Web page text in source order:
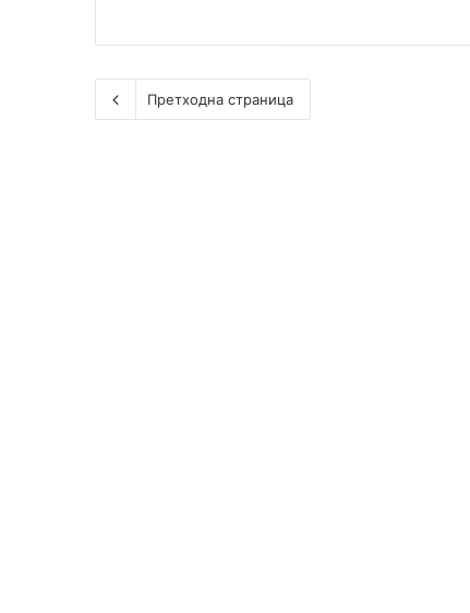
Претходна страница